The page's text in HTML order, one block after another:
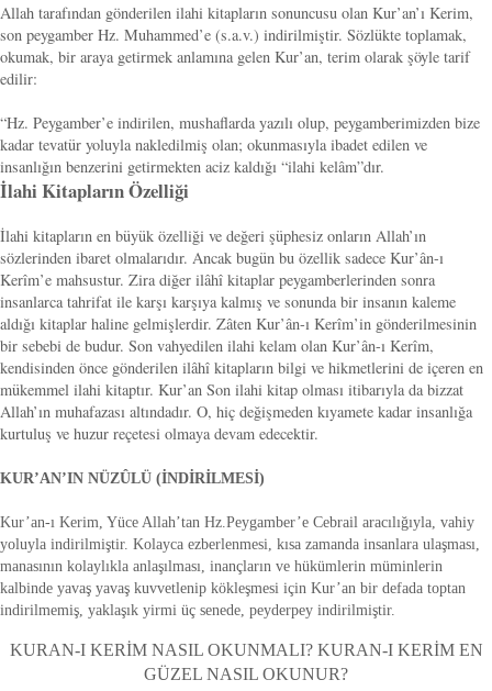
Allah tarafından gönderilen ilahi kitapların sonuncusu olan Kur’an’ı Kerim,
son peygamber Hz. Muhammed’e (s.a.v.) indirilmiştir. Sözlükte toplamak,
okumak, bir araya getirmek anlamına gelen Kur’an, terim olarak şöyle tarif
edilir:
“Hz. Peygamber’e indirilen, mushaflarda yazılı olup, peygamberimizden bize
kadar tevatür yoluyla nakledilmiş olan; okunmasıyla ibadet edilen ve
insanlığın benzerini getirmekten aciz kaldığı “ilahi kelâm”dır.
İlahi Kitapların Özelliği
İlahi kitapların en büyük özelliği ve değeri şüphesiz onların Allah’ın
sözlerinden ibaret olmalarıdır. Ancak bugün bu özellik sadece Kur’ân-ı
Kerîm’e mahsustur. Zira diğer ilâhî kitaplar peygamberlerinden sonra
insanlarca tahrifat ile karşı karşıya kalmış ve sonunda bir insanın kaleme
aldığı kitaplar haline gelmişlerdir. Zâten Kur’ân-ı Kerîm’in gönderilmesinin
bir sebebi de budur. Son vahyedilen ilahi kelam olan Kur’ân-ı Kerîm,
kendisinden önce gönderilen ilâhî kitapların bilgi ve hikmetlerini de içeren en
mükemmel ilahi kitaptır. Kur’an Son ilahi kitap olması itibarıyla da bizzat
Allah’ın muhafazası altındadır. O, hiç değişmeden kıyamete kadar insanlığa
kurtuluş ve huzur reçetesi olmaya devam edecektir.
KUR’AN’IN NÜZÛLÜ (İNDİRİLMESİ)
Kur’an-ı Kerim, Yüce Allah’tan Hz.Peygamber’e Cebrail aracılığıyla, vahiy
yoluyla indirilmiştir. Kolayca ezberlenmesi, kısa zamanda insanlara ulaşması,
manasının kolaylıkla anlaşılması, inançların ve hükümlerin müminlerin
kalbinde yavaş yavaş kuvvetlenip kökleşmesi için Kur’an bir defada toptan
indirilmemiş, yaklaşık yirmi üç senede, peyderpey indirilmiştir.
KURAN-I KERİM NASIL OKUNMALI? KURAN-I KERİM EN
GÜZEL NASIL OKUNUR?